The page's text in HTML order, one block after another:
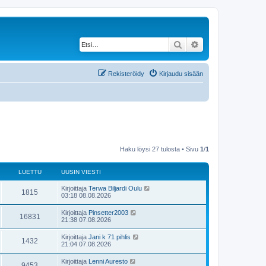
Etsi
Kirjaudu sisään
Rekisteröidy
Haku löysi 27 tulosta • Sivu 1/1
LUETTU UUSIN VIESTI
1815
u
t
U
u
n
v
i
e
s
t
Kirjoittaja Terwa Biljardi Oulu
03:18 08.08.2026
16831
u
U
u
n
v
i
e
Kirjoittaja Pinsetter2003
21:38 07.08.2026
1432
u
U
u
n
Kirjoittaja Jani k 71 pihlis
21:04 07.08.2026
U
Kirjoittaja Lenni Auresto